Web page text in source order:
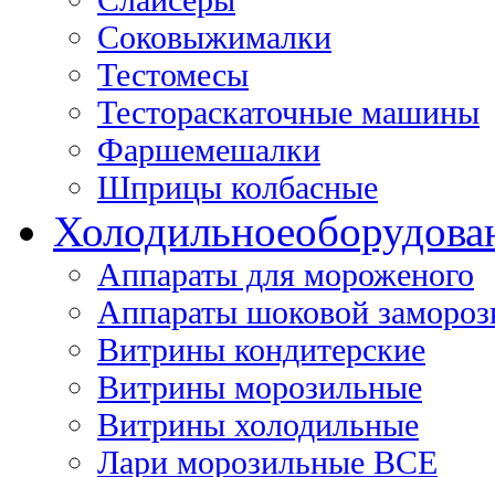
Соковыжималки
Тестомесы
Тестораскаточные машины
Фаршемешалки
Шприцы колбасные
Холодильное
Аппараты для мороженого
Аппараты шоковой
Витрины кондитерские
Витрины морозильные
Витрины холодильные
Лари морозильные ВСЕ